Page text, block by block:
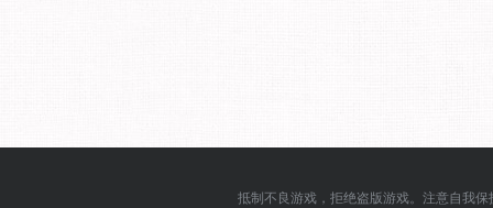
抵制不良游戏，拒绝盗版游戏。注意自我